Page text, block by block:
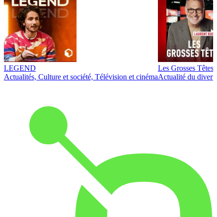
LEGEND
Actualités, Culture et société, Télévision et cinéma
Les Grosses Têtes
Actualité du